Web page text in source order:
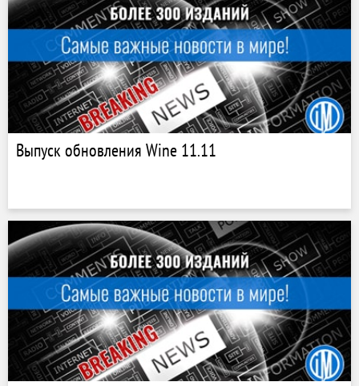
Выпуск обновления Wine 11.11